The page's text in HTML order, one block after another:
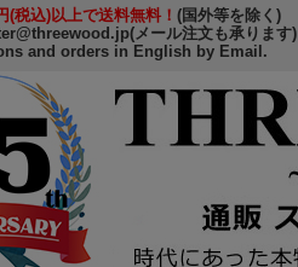
(税込)以上で送料無料！ (国外等を除く)
(メール注文も承ります)
and orders in English by Email.